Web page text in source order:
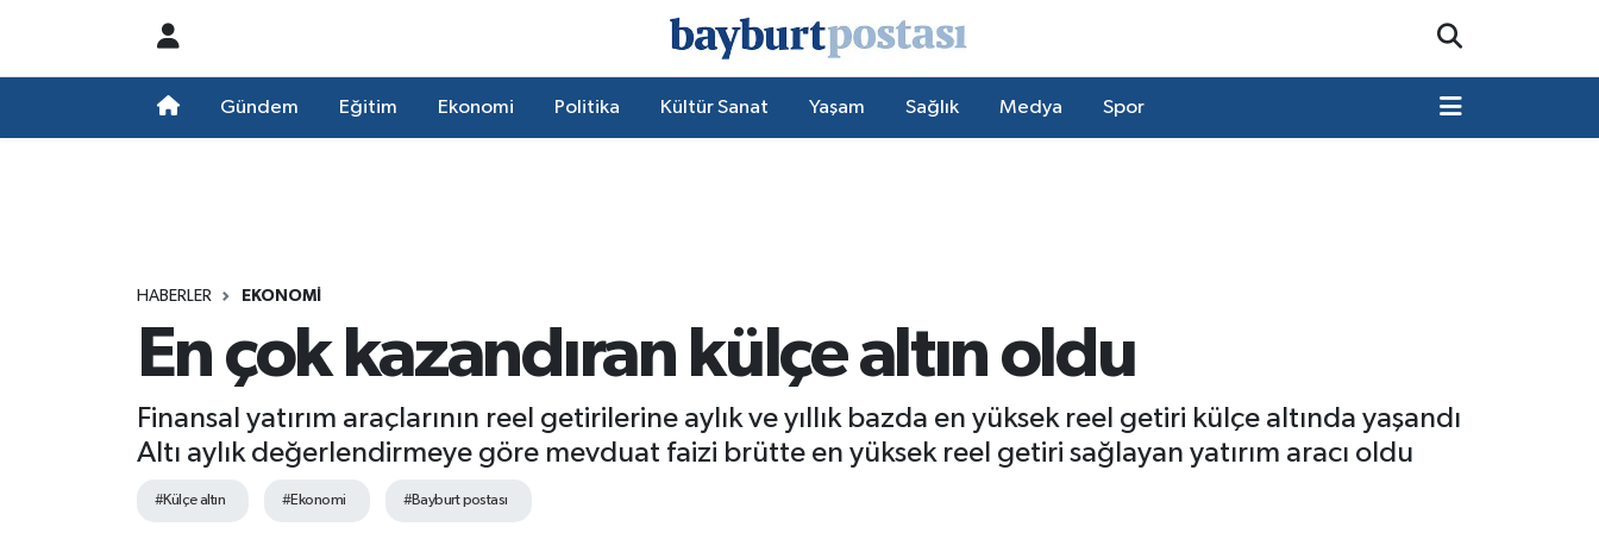
Gündem Eğitim Ekonomi Politika Kültür Sanat Yaşam Sağlık Medya Spor
HABERLER EKONOMI
En çok kazandıran külçe altın oldu
Finansal yatırım araçlarının reel getirilerine aylık ve yıllık bazda en yüksek reel getiri külçe altında yaşandı
Altı aylık değerlendirmeye göre mevduat faizi brütte en yüksek reel getiri sağlayan yatırım aracı oldu
#Külçe altın #Ekonomi #Bayburt postası
Süper Lig Puan Durumu ve Fikstür
Son Dakika Haberleri